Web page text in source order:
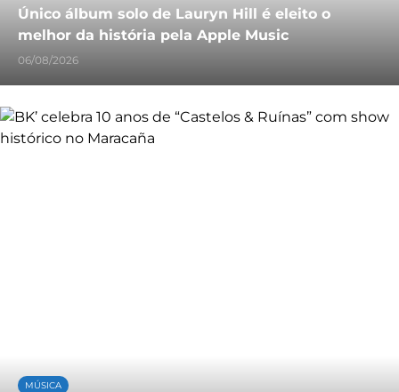
Único álbum solo de Lauryn Hill é eleito o
melhor da história pela Apple Music
06/08/2026
MÚSICA